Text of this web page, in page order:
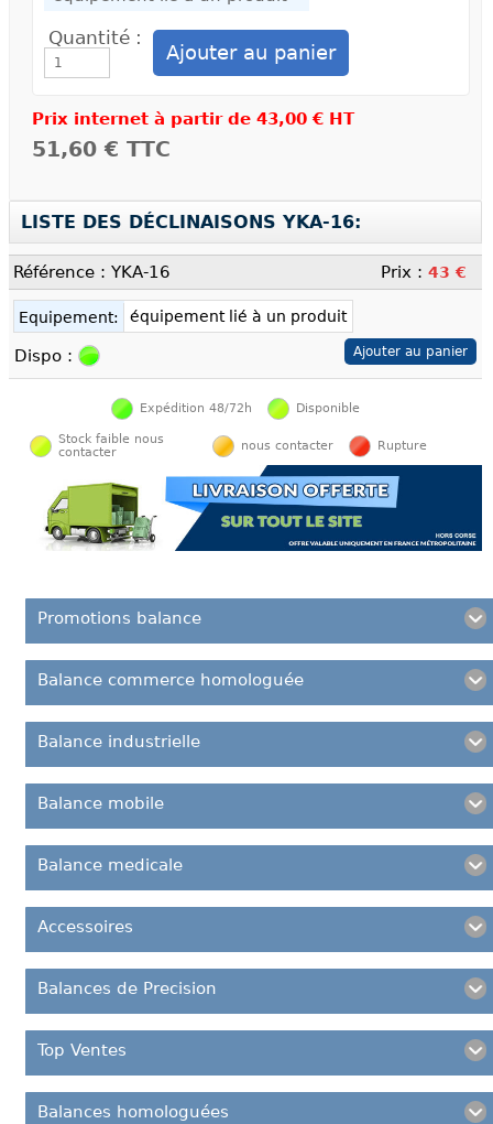
Quantité :
Prix internet à partir de 43,00 € HT
51,60 € TTC
LISTE DES DÉCLINAISONS YKA-16:
Référence : YKA-16 Prix : 43 €
Equipement: équipement lié à un produit
Dispo :
Expédition 48/72h Disponible
Stock faible nous
contacter
nous contacter Rupture
Promotions balance
Balance commerce homologuée
Balance industrielle
Balance mobile
Balance medicale
Accessoires
Balances de Precision
Top Ventes
Balances homologuées